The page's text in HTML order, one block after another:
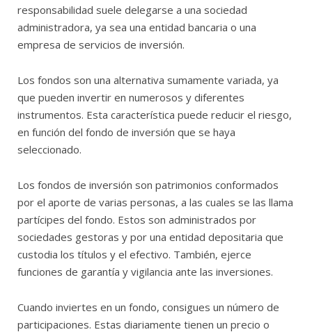
responsabilidad suele delegarse a una sociedad
administradora, ya sea una entidad bancaria o una
empresa de servicios de inversión.
Los fondos son una alternativa sumamente variada, ya
que pueden invertir en numerosos y diferentes
instrumentos. Esta característica puede reducir el riesgo,
en función del fondo de inversión que se haya
seleccionado.
Los fondos de inversión son patrimonios conformados
por el aporte de varias personas, a las cuales se las llama
partícipes del fondo. Estos son administrados por
sociedades gestoras y por una entidad depositaria que
custodia los títulos y el efectivo. También, ejerce
funciones de garantía y vigilancia ante las inversiones.
Cuando inviertes en un fondo, consigues un número de
participaciones. Estas diariamente tienen un precio o